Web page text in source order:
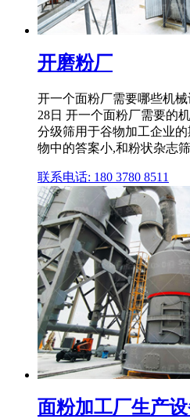
开磨粉厂
开一个面粉厂需要哪些机械
28日 开一个面粉厂需要的
分级筛用于谷物加工企业
物中的答案小,和粉状杂志
联系电话: 180 3780 8511
面粉加工厂生产